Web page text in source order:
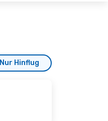
Nur Hinflug